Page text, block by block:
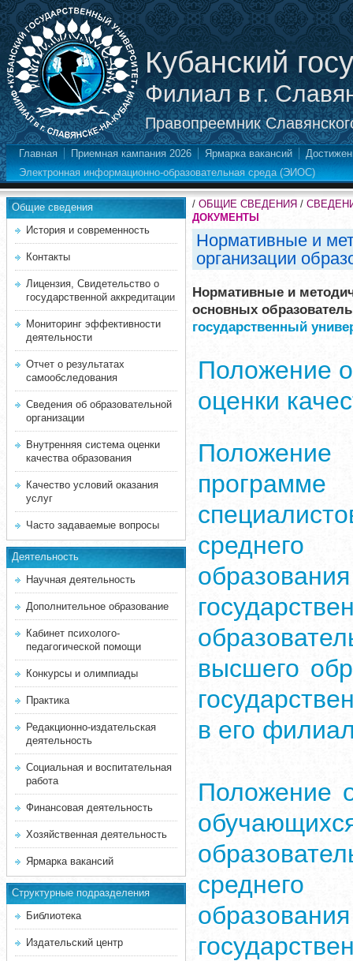
Кубанский
Филиал в г.
Правопреемник
Главная Приемная кампания 2026 Ярмарка вакансий
Электронная информационно-образовательная среда (ЭИОС)
Общие сведения
История и современность
Контакты
Лицензия, Свидетельство о
государственной аккредитации
Мониторинг эффективности
деятельности
Отчет о результатах
самообследования
Сведения об образовательной
организации
Внутренняя система оценки
качества образования
Качество условий оказания
услуг
Часто задаваемые вопросы
Деятельность
Научная деятельность
Дополнительное образование
Кабинет психолого-
педагогической помощи
Конкурсы и олимпиады
Практика
Редакционно-издательская
деятельность
Социальная и воспитательная
работа
Финансовая деятельность
Хозяйственная деятельность
Ярмарка вакансий
Структурные подразделения
Библиотека
Издательский центр
/ ОБЩИЕ СВЕДЕНИЯ /
ДОКУМЕНТЫ
Нормативные и
организации
Нормативные и
основных
государственный
Положение
оценки
Положение
среднего
высшего
в его
Положение
среднего